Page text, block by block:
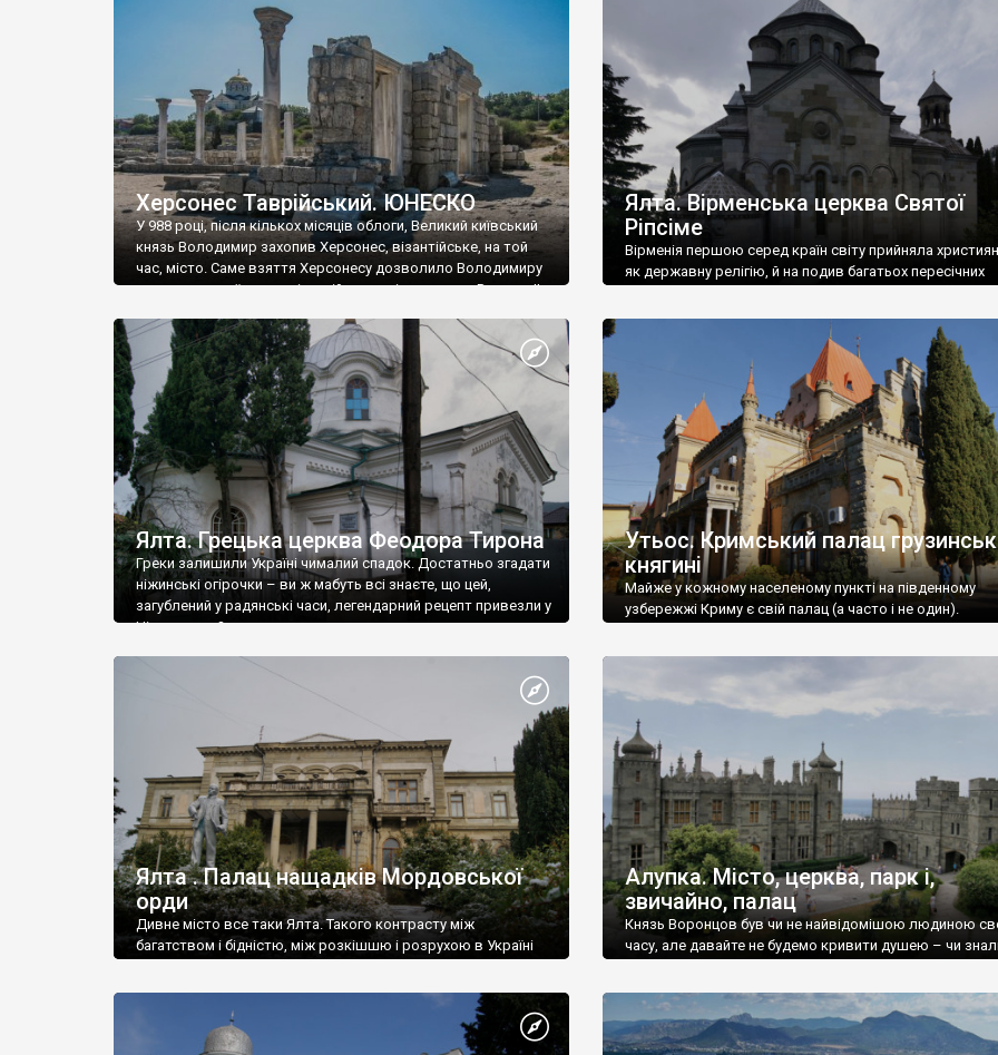
візантійської доби. Раритети викрадені з фондів об’єкту
культурної спадщини ЮНЕСКО «Херсонеса Таврійського».
Офіційно – на виставку «Золото Візантії», але експерти та
влада в Україні вважають це лише […]
називаються «повстяками» (postaki)…” “Вино. Крим
виробляє відмінне вино і його вдосталь: воно все
легке біле і дуже […]
Херсонес Таврійський. ЮНЕСКО
У 988 році, після кількох місяців облоги, Великий київський
князь Володимир захопив Херсонес, візантійське, на той
час, місто. Саме взяття Херсонесу дозволило Володимиру
диктувати свої умови візантійському імператору Василю ІІ,
Херсонесі Володимир-язичник, став Василем-
християнином. А потім було Хрещення Русі. На честь
Херсонесу Таврійського названо місто […]
Ялта. Вірменська церква Святої
Ріпсіме
Вірменія першою серед країн світу прийняла
як державну релігію, й на подив багатьох пересічних
Ялта. Грецька церква Феодора Тирона
Греки залишили Україні чималий спадок. Достатньо згадати
ніжинські огірочки – ви ж мабуть всі знаєте, що цей,
загублений у радянські часи, легендарний рецепт привезли у
Ніжин греки?
Утьос. Кримський палац
княгині
Майже у кожному населеному пункті на південному
узбережжі Криму є свій палац (а часто і не один).
Ялта . Палац нащадків Мордовської
орди
Дивне місто все таки Ялта. Такого контрасту між
багатством і бідністю, між розкішшю і розрухою в Україні
Алупка. Місто, церква, парк і,
звичайно, палац
Князь Воронцов був чи не найвідомішою людиною
часу, але давайте не будемо кривити душею – чи